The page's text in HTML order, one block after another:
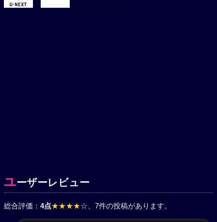
ユーザーレビュー
総合評価： 4点★★★★☆ 、7件の投稿があります。